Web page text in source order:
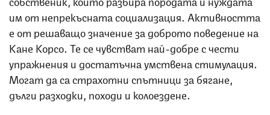
им от непрекъсната социализация. Активността
е от решаващо значение за доброто поведение на
Кане Корсо. Те се чувстват най-добре с чести
упражнения и достатъчна умствена стимулация.
Могат да са страхотни спътници за бягане,
дълги разходки, походи и колоездене.